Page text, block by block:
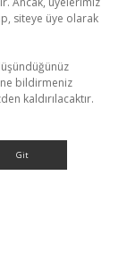
siteye üye olarak
bildirmeniz
kaldırılacaktır.